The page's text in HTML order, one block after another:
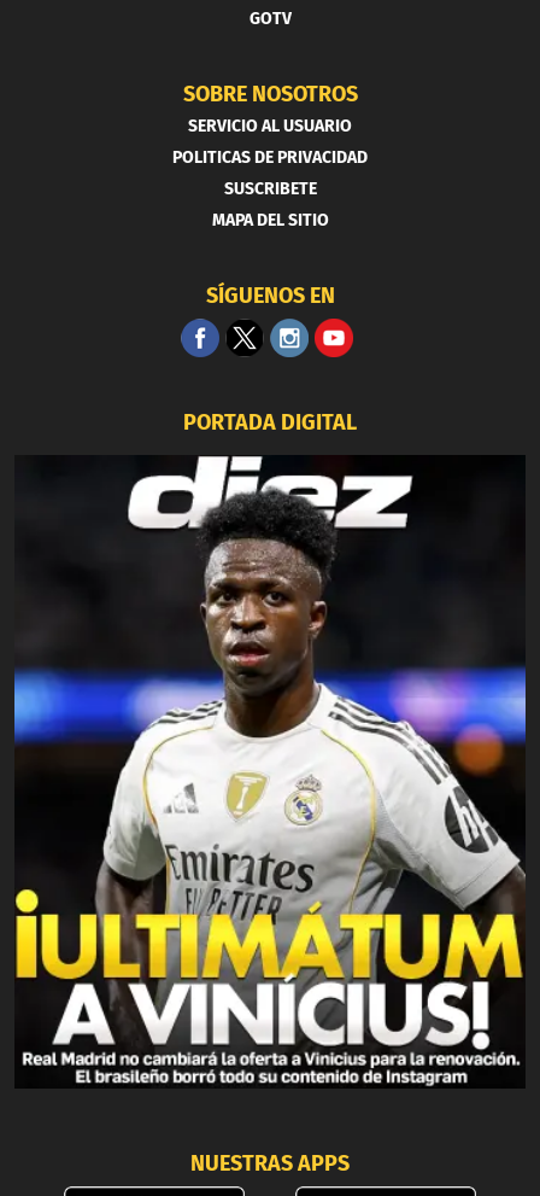
GOTV
SOBRE NOSOTROS
SERVICIO AL USUARIO
POLITICAS DE PRIVACIDAD
SUSCRIBETE
MAPA DEL SITIO
SÍGUENOS EN
PORTADA DIGITAL
NUESTRAS APPS